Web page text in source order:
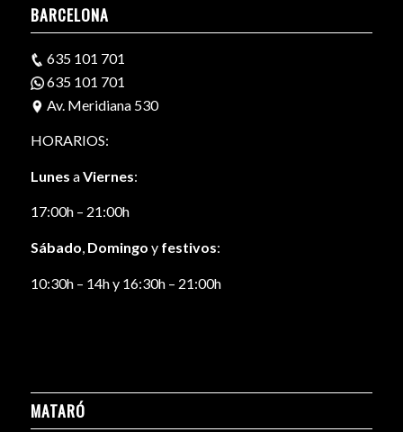
BARCELONA
635 101 701
635 101 701
Av. Meridiana 530
HORARIOS:
Lunes aViernes:
17:00h – 21:00h
Sábado, Domingo y festivos:
10:30h – 14h y 16:30h – 21:00h
MATARÓ